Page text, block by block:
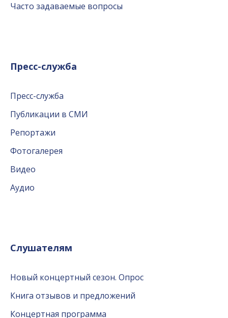
Часто задаваемые вопросы
Пресс-служба
Пресс-служба
Публикации в СМИ
Репортажи
Фотогалерея
Видео
Аудио
Слушателям
Новый концертный сезон. Опрос
Книга отзывов и предложений
Концертная программа